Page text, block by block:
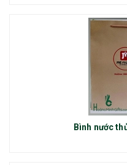
Bình nước